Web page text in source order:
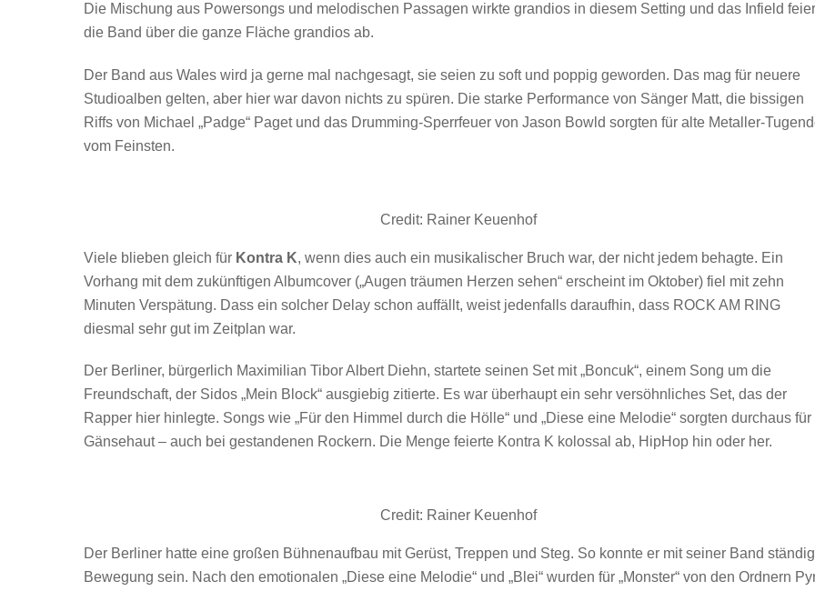
Die Mischung aus Powersongs und melodischen Passagen wirkte grandios in diesem Setting und das Infield
die Band über die ganze Fläche grandios ab.
Der Band aus Wales wird ja gerne mal nachgesagt, sie seien zu soft und poppig geworden. Das mag für neuere
Studioalben gelten, aber hier war davon nichts zu spüren. Die starke Performance von Sänger Matt, die bissigen
Riffs von Michael „Padge“ Paget und das Drumming-Sperrfeuer von Jason Bowld sorgten für alte Metaller-
vom Feinsten.
Credit: Rainer Keuenhof
Viele blieben gleich für Kontra K, wenn dies auch ein musikalischer Bruch war, der nicht jedem behagte. Ein
Vorhang mit dem zukünftigen Albumcover („Augen träumen Herzen sehen“ erscheint im Oktober) fiel mit zehn
Minuten Verspätung. Dass ein solcher Delay schon auffällt, weist jedenfalls daraufhin, dass ROCK AM RING
diesmal sehr gut im Zeitplan war.
Der Berliner, bürgerlich Maximilian Tibor Albert Diehn, startete seinen Set mit „Boncuk“, einem Song um die
Freundschaft, der Sidos „Mein Block“ ausgiebig zitierte. Es war überhaupt ein sehr versöhnliches Set, das der
Rapper hier hinlegte. Songs wie „Für den Himmel durch die Hölle“ und „Diese eine Melodie“ sorgten durchaus für
Gänsehaut – auch bei gestandenen Rockern. Die Menge feierte Kontra K kolossal ab, HipHop hin oder her.
Credit: Rainer Keuenhof
Der Berliner hatte eine großen Bühnenaufbau mit Gerüst, Treppen und Steg. So konnte er mit seiner Band
Bewegung sein. Nach den emotionalen „Diese eine Melodie“ und „Blei“ wurden für „Monster“ von den Ordnern